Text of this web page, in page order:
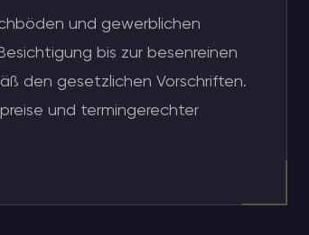
und gewerblichen
bis zur besenreinen
den gesetzlichen Vorschriften.
und termingerechter